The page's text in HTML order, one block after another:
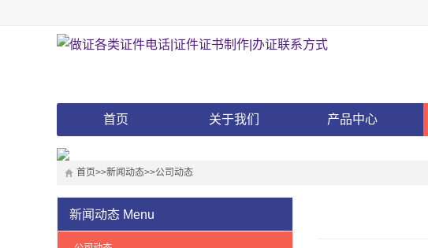
首页 关于我们 产品中心
首页>>新闻动态>>公司动态
新闻动态 Menu